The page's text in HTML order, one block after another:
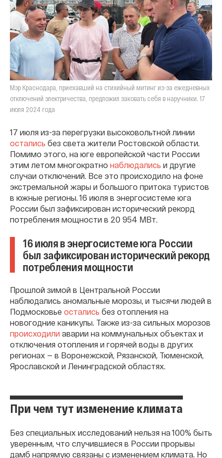
Мэр Краснодара, приехавший на стихийный митинг из-за ежедневных
отключений электричества, предложил заковать себя в наручники. 17
июля 2024 года
17 июля из-за перегрузки высоковольтной линии
остались без света жители Ростовской области.
Помимо этого, на юге европейской части России
этим летом многократно наблюдались и другие
случаи отключений. Все это происходило на фоне
экстремальной жары и большого притока туристов
в южные регионы. 16 июля в энергосистеме юга
России был зафиксирован исторический рекорд
потребления мощности в 20 954 МВт.
16 июля в энергосистеме юга России
был зафиксирован исторический рекорд
потребления мощности
Прошлой зимой в Центральной России
наблюдались аномальные морозы, и тысячи людей в
Подмосковье остались без отопления на
новогодние каникулы. Также из-за сильных морозов
происходили аварии на коммунальных объектах и
отключения отопления и горячей воды в других
регионах — в Воронежской, Рязанской, Тюменской,
Ярославской и Ленинградской областях.
При чем тут изменение климата
Без специальных исследований нельзя на 100% быть
уверенным, что случившиеся в России прорывы
дамб напрямую связаны с изменением климата. Но